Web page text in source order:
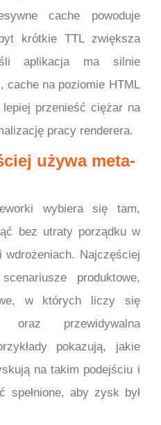
cache powoduje
krótkie TTL zwiększa
aplikacja ma silnie
cache na poziomie HTML
przenieść ciężar na
pracy renderera.
używa meta-
wybiera się tam,
bez utraty porządku w
wdrożeniach. Najczęściej
produktowe,
w których liczy się
oraz przewidywalna
pokazują, jakie
na takim podejściu i
spełnione, aby zysk był